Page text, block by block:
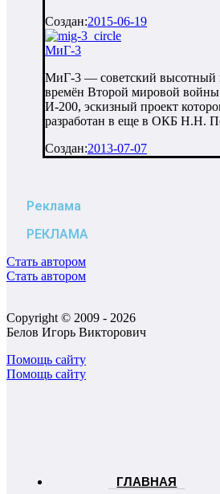
Создан:2015-06-19
МиГ-3
МиГ-3 — советский высотный
времён Второй мировой
И-200, эскизный проект
разработан в еще в ОКБ Н.Н.
Создан:2013-07-07
Реклама
РЕКЛАМА
Стать автором
Стать автором
Copyright © 2009 - 2026
Белов Игорь Викторович
Помощь сайту
Помощь сайту
ГЛАВНАЯ